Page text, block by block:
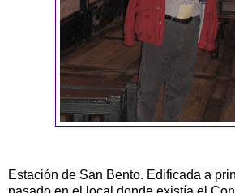
Estación de San Bento. Edificada a